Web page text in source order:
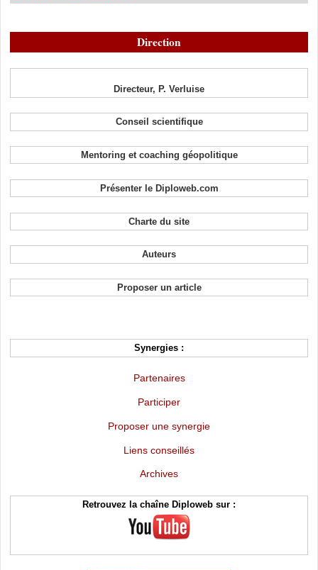
Direction
Directeur, P. Verluise
Conseil scientifique
Mentoring et coaching géopolitique
Présenter le Diploweb.com
Charte du site
Auteurs
Proposer un article
Synergies :
Partenaires
Participer
Proposer une synergie
Liens conseillés
Archives
Retrouvez la chaîne Diploweb sur :